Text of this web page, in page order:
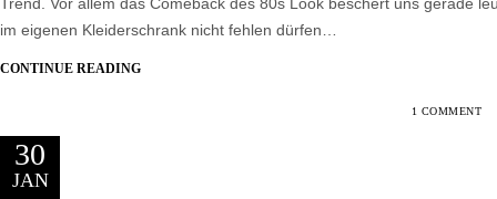
im eigenen Kleiderschrank nicht fehlen dürfen…
CONTINUE READING
1 COMMENT
30
JAN